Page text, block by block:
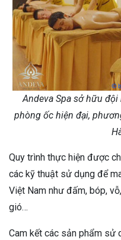
Andeva Spa sở hữu
phòng ốc hiện đại,
Quy trình thực hiện được
các kỹ thuật sử dụng để
Việt Nam như đấm, bóp,
gió…
Cam kết các sản phẩm sử